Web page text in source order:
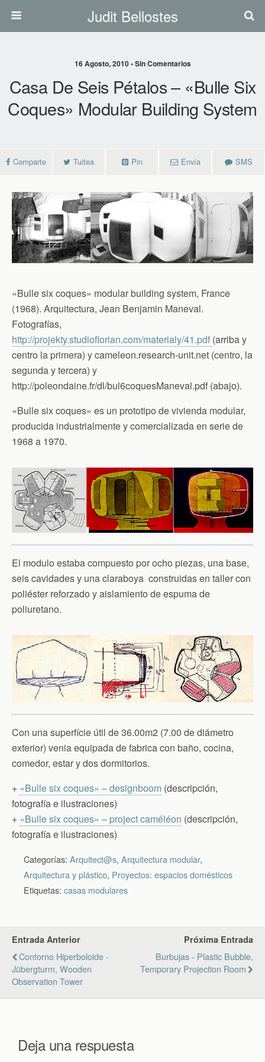
Judit Bellostes
16 Agosto, 2010 • Sin Comentarios
Casa De Seis Pétalos – «bulle Six
Coques» Modular Building System
Comparte Tuitea Pin Envía SMS
«Bulle six coques» modular building system, France
(1968). Arquitectura, Jean Benjamin Maneval.
Fotografías,
http://projekty.studioflorian.com/materialy/41.pdf (arriba y
centro la primera) y cameleon.research-unit.net (centro, la
segunda y tercera) y
http://poleondaine.fr/dl/bul6coquesManeval.pdf (abajo).
«Bulle six coques» es un prototipo de vivienda modular,
producida industrialmente y comercializada en serie de
1968 a 1970.
El modulo estaba compuesto por ocho piezas, una base,
seis cavidades y una claraboya construidas en taller con
poliéster reforzado y aislamiento de espuma de
poliuretano.
Con una superfície útil de 36.00m2 (7.00 de diámetro
exterior) venia equipada de fabrica con baño, cocina,
comedor, estar y dos dormitorios.
+ «Bulle six coques» – designboom (descripción,
fotografía e ilustraciones)
+ «Bulle six coques» – project caméléon (descripción,
fotografía e ilustraciones)
Categorías: Arquitect@s, Arquitectura modular,
Arquitectura y plástico, Proyectos: espacios domésticos
Etiquetas: casas modulares
Entrada Anterior
Contorno Hiperboloide -
Jübergturm, Wooden
Observation Tower
Próxima Entrada
Burbujas - Plastic Bubble,
Temporary Projection Room
Deja una respuesta